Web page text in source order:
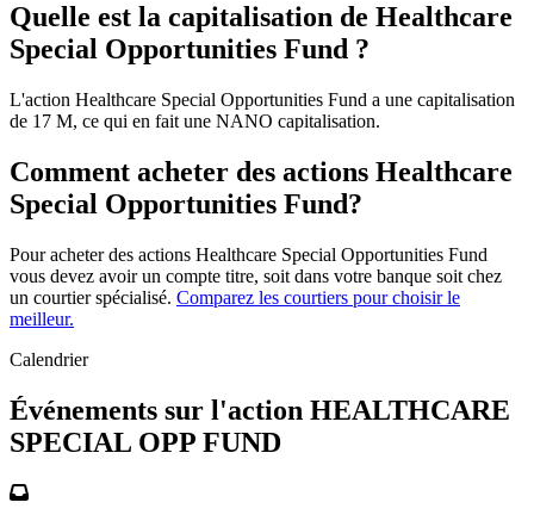
Quelle est la capitalisation de Healthcare
Special Opportunities Fund ?
L'action Healthcare Special Opportunities Fund a une capitalisation
de 17 M, ce qui en fait une NANO capitalisation.
Comment acheter des actions Healthcare
Special Opportunities Fund?
Pour acheter des actions Healthcare Special Opportunities Fund
vous devez avoir un compte titre, soit dans votre banque soit chez
un courtier spécialisé. Comparez les courtiers pour choisir le
meilleur.
Calendrier
Événements sur l'action HEALTHCARE
SPECIAL OPP FUND